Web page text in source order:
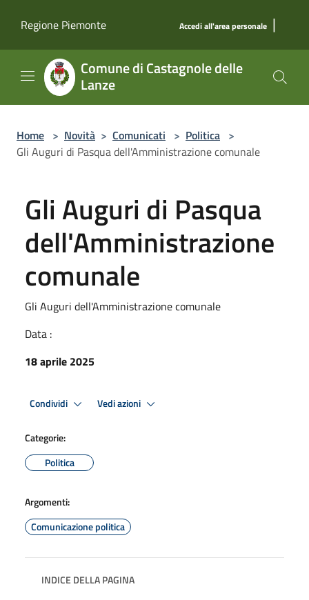
Regione Piemonte
Accedi all'area personale |
Comune di Castagnole delle
Lanze
Home > Novità > Comunicati > Politica >
Gli Auguri di Pasqua dell'Amministrazione comunale
Gli Auguri di Pasqua
dell'Amministrazione
comunale
Gli Auguri dell'Amministrazione comunale
Data :
18 aprile 2025
Condividi Vedi azioni
Categorie:
Politica
Argomenti:
Comunicazione politica
INDICE DELLA PAGINA